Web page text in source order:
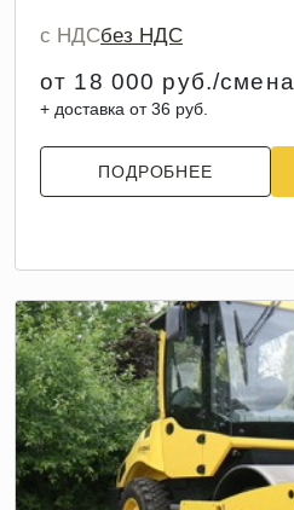
с НДСбез НДС
от 18 000 руб./смена
+ доставка от 36 руб.
ПОДРОБНЕЕ